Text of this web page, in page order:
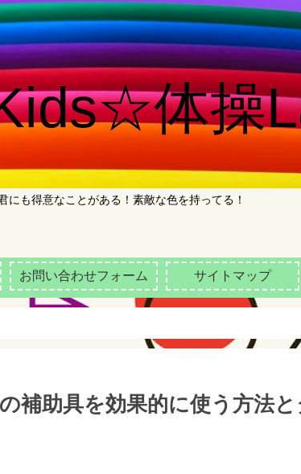
体操
にも得意なことがある！素敵な色を持ってる！
お問い合わせフォーム サイトマップ
補助具を効果的に使う方法